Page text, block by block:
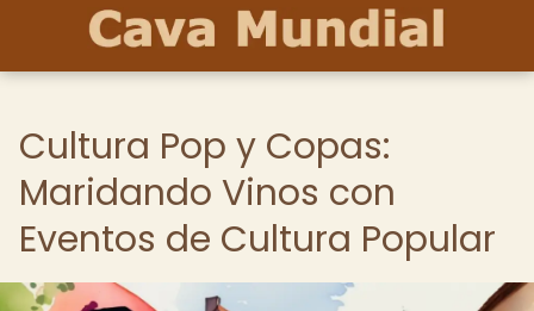
Cultura Pop y Copas:
Maridando Vinos con
Eventos de Cultura Popular